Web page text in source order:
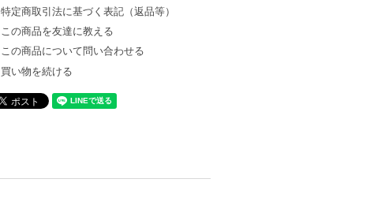
特定商取引法に基づく表記（返品等）
この商品を友達に教える
この商品について問い合わせる
買い物を続ける